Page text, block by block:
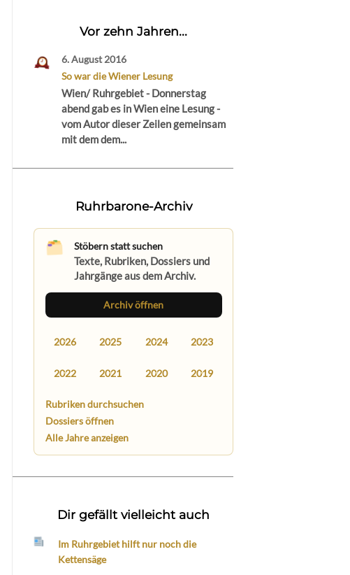
Vor zehn Jahren...
6. August 2016
So war die Wiener Lesung
Wien/ Ruhrgebiet - Donnerstag
abend gab es in Wien eine Lesung -
vom Autor dieser Zeilen gemeinsam
mit dem dem...
Ruhrbarone-Archiv
Stöbern statt suchen
Texte, Rubriken, Dossiers und
Jahrgänge aus dem Archiv.
Archiv öffnen
2026 2025 2024 2023
2022 2021 2020 2019
Rubriken durchsuchen
Dossiers öffnen
Alle Jahre anzeigen
Dir gefällt vielleicht auch
Im Ruhrgebiet hilft nur noch die
Kettensäge